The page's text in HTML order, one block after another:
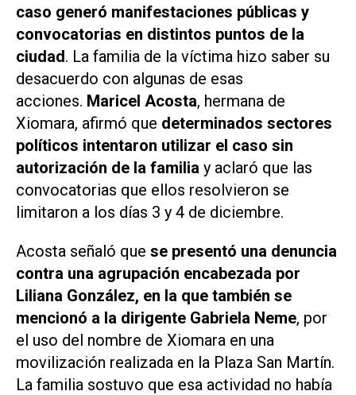
caso generó manifestaciones públicas y
convocatorias en distintos puntos de la
ciudad. La familia de la víctima hizo saber su
desacuerdo con algunas de esas
acciones. Maricel Acosta, hermana de
Xiomara, afirmó que determinados sectores
políticos intentaron utilizar el caso sin
autorización de la familia y aclaró que las
convocatorias que ellos resolvieron se
limitaron a los días 3 y 4 de diciembre.
Acosta señaló que se presentó una denuncia
contra una agrupación encabezada por
Liliana González, en la que también se
mencionó a la dirigente Gabriela Neme, por
el uso del nombre de Xiomara en una
movilización realizada en la Plaza San Martín.
La familia sostuvo que esa actividad no había